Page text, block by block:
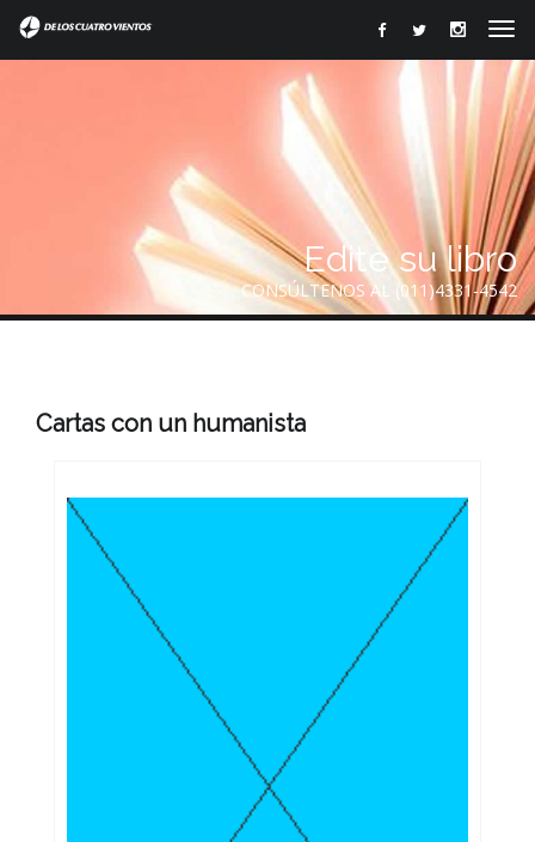
Edite su libro
CONSÚLTENOS AL (011)4331-4542
Cartas con un humanista